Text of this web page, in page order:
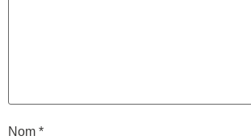
Nom *